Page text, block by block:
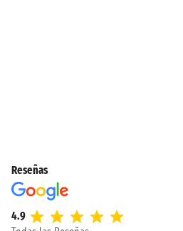
Reseñas
4.9